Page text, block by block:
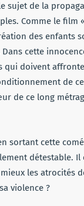
sujet de la
Comme le film
des enfants
cette
qui doivent
de
de ce long
sortant cette
détestable.
les atrocités
violence ?